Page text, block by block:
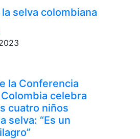
selva colombiana
la Conferencia
celebra
cuatro niños
selva: “Es un